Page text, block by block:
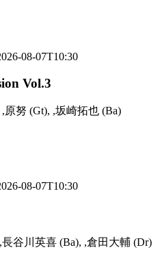
08-07T10:30
Vol.3
,原努 (Gt), ,坂崎拓也 (Ba)
08-07T10:30
,長谷川英喜 (Ba), ,倉田大輔 (Dr)